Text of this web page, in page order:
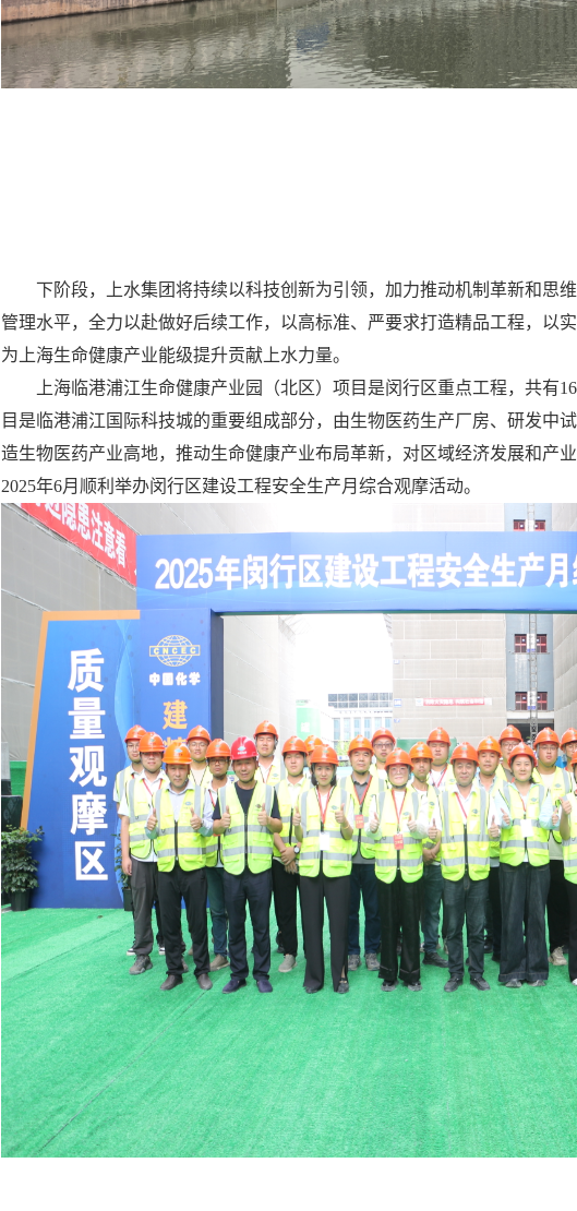
下阶段，上水集团将持续以科技创新为引领，加力推动机制革新和思
管理水平，全力以赴做好后续工作，以高标准、严要求打造精品工程，以
为上海生命健康产业能级提升贡献上水力量。
上海临港浦江生命健康产业园（北区）项目是闵行区重点工程，共有16
目是临港浦江国际科技城的重要组成部分，由生物医药生产厂房、研发中
造生物医药产业高地，推动生命健康产业布局革新，对区域经济发展和产
2025年6月顺利举办闵行区建设工程安全生产月综合观摩活动。